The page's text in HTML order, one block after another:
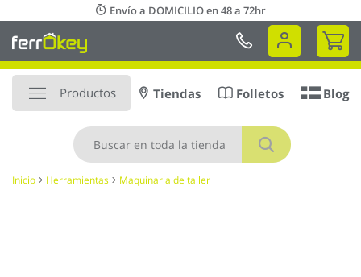
al
contenido
Envío a DOMICILIO en 48 a 72hr
Mi
Productos
Buscar
Tiendas Folletos Blog
Inicio Herramientas Maquinaria de taller